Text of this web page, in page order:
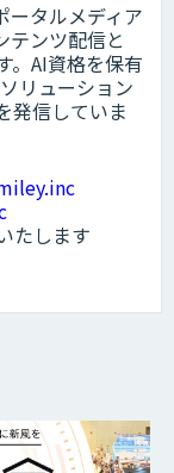
ータルメディア
テンツ配信と
。AI資格を保有
リューション
発信していま
たします